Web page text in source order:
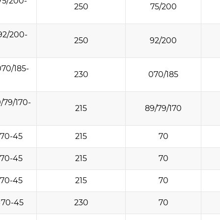
250 75/200
200-
250 92/200
185-
230 070/185
79/170-
215 89/79/170
45 215 70
45 215 70
45 215 70
45 230 70